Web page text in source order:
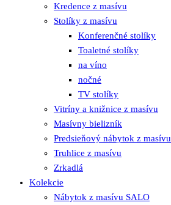
Kredence z masívu
Stolíky z masívu
Konferenčné stolíky
Toaletné stolíky
na víno
nočné
TV stolíky
Vitríny a knižnice z masívu
Masívny bielizník
Predsieňový nábytok z masívu
Truhlice z masívu
Zrkadlá
Kolekcie
Nábytok z masívu SALO